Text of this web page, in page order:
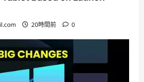
20時間前 0